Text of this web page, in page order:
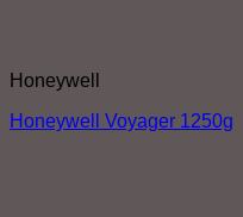
Honeywell
Honeywell Voyager 1250g